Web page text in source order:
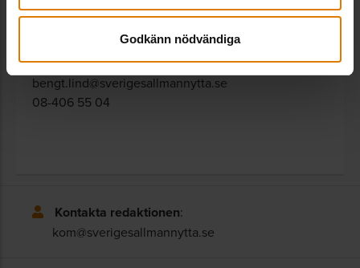
Godkänn nödvändiga
Hållbarhet
Bengt Lind arbetar som expert inom
bengt.lind@sverigesallmannytta.se
08-406 55 04
Kontakta redaktionen:
kom@sverigesallmannytta.se